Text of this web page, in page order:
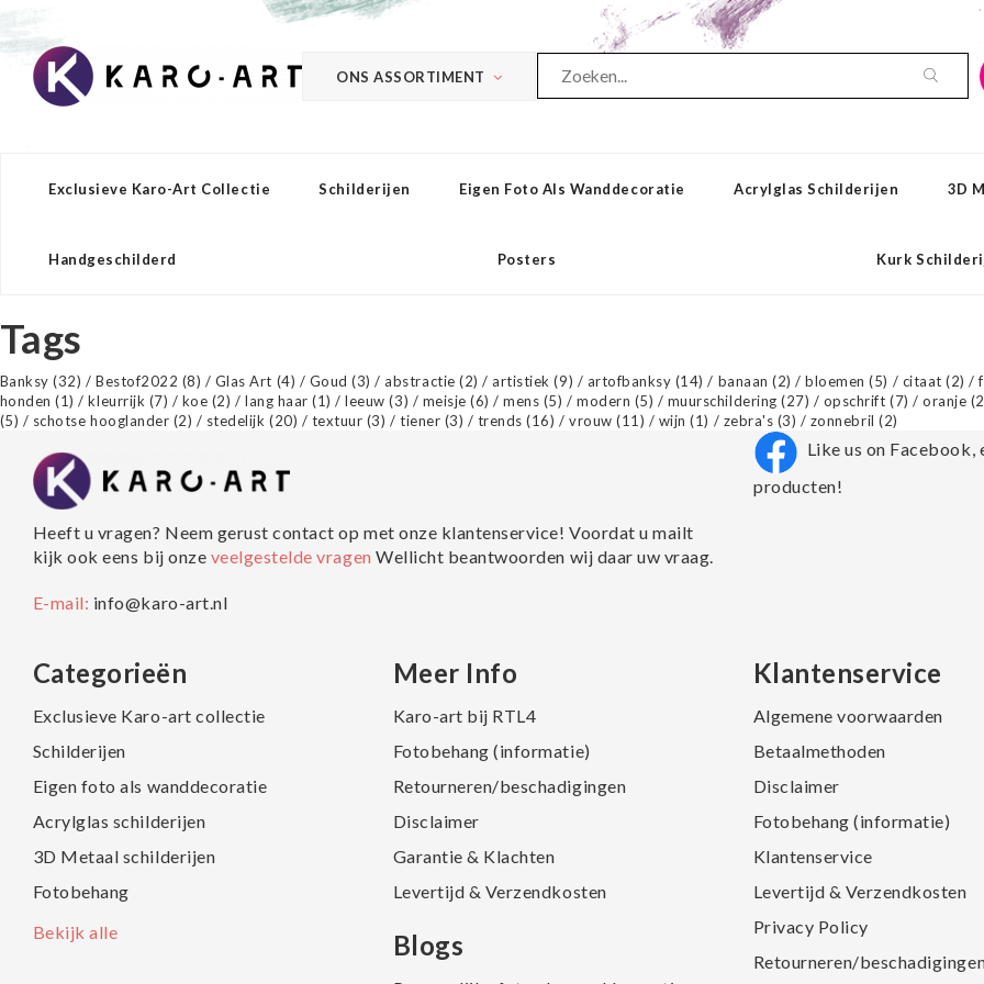
ONS ASSORTIMENT
Exclusieve Karo-Art Collectie Schilderijen Eigen Foto Als Wanddecoratie Acrylglas Schilderijen 3D
Handgeschilderd Posters Kurk
Tags
Banksy(32) / Bestof2022 (8) / Glas Art (4) / Goud(3) /abstractie(2) /artistiek(9) / artofbanksy (14) / banaan(2) /bloemen(5) / citaat(2) /
honden(1) /kleurrijk (7) / koe (2) /lang haar(1) /leeuw(3) / meisje(6) /mens (5) /modern (5) / muurschildering(27) / opschrift(7) /oranje
(5) / schotse hooglander (2) / stedelijk(20) / textuur (3) / tiener (3) / trends(16) /vrouw(11) / wijn(1) / zebra's (3) / zonnebril(2)
Heeft u vragen? Neem gerust contact op met onze klantenservice! Voordat u mailt
kijk ook eens bij onze veelgestelde vragenWellicht beantwoorden wij daar uw vraag.
E-mail: info@karo-art.nl
Like us on Facebook,
producten!
Categorieën
Exclusieve Karo-art collectie
Schilderijen
Eigen foto als wanddecoratie
Acrylglas schilderijen
3D Metaal schilderijen
Fotobehang
Bekijk alle
Meer Info
Karo-art bij RTL4
Fotobehang (informatie)
Retourneren/beschadigingen
Disclaimer
Garantie & Klachten
Levertijd & Verzendkosten
Blogs
Klantenservice
Algemene voorwaarden
Betaalmethoden
Disclaimer
Fotobehang (informatie)
Klantenservice
Levertijd & Verzendkosten
Privacy Policy
Retourneren/